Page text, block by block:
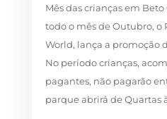
Mês das crianças em
todo o mês de Outubro, o
World, lança a promoção
No período crianças,
pagantes, não pagarão
parque abrirá de Quartas